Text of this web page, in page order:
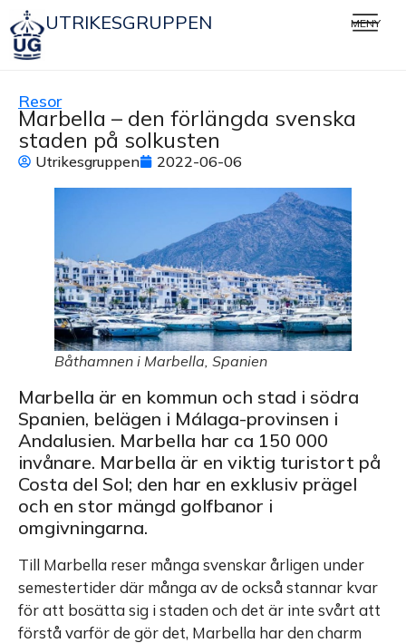
UTRIKESGRUPPEN MENY
Resor
Marbella – den förlängda svenska
staden på solkusten
Utrikesgruppen 2022-06-06
Båthamnen i Marbella, Spanien
Marbella är en kommun och stad i södra
Spanien, belägen i Málaga-provinsen i
Andalusien. Marbella har ca 150 000
invånare. Marbella är en viktig turistort på
Costa del Sol; den har en exklusiv prägel
och en stor mängd golfbanor i
omgivningarna.
Till Marbella reser många svenskar årligen under
semestertider där många av de också stannar kvar
för att bosätta sig i staden och det är inte svårt att
förstå varför de gör det, Marbella har den charm